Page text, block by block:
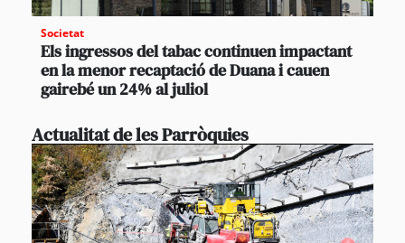
Societat
Els ingressos del tabac continuen impactant
en la menor recaptació de Duana i cauen
gairebé un 24% al juliol
Actualitat de les Parròquies